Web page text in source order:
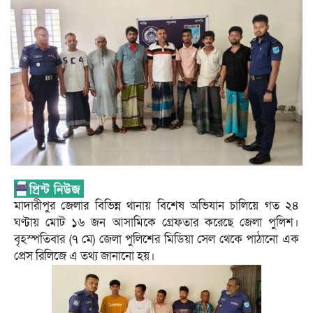
মাদারীপুর জেলার বিভিন্ন থানায় বিশেষ অভিযান চালিয়ে গত ২৪
ঘণ্টায় মোট ১৬ জন আসামিকে গ্রেফতার করেছে জেলা পুলিশ।
বৃহস্পতিবার (৭ মে) জেলা পুলিশের মিডিয়া সেল থেকে পাঠানো এক
প্রেস রিলিজে এ তথ্য জানানো হয়।